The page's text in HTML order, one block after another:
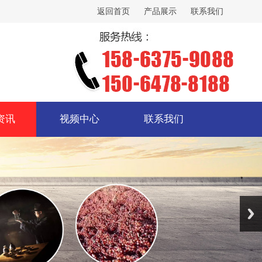
返回首页 产品展示 联系我们
讯 视频中心 联系我们